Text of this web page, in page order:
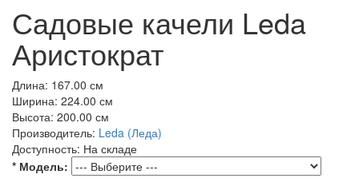
Садовые качели Leda
Аристократ
Длина: 167.00 см
Ширина: 224.00 см
Высота: 200.00 см
Производитель: Leda (Леда)
Доступность: На складе
* Модель: